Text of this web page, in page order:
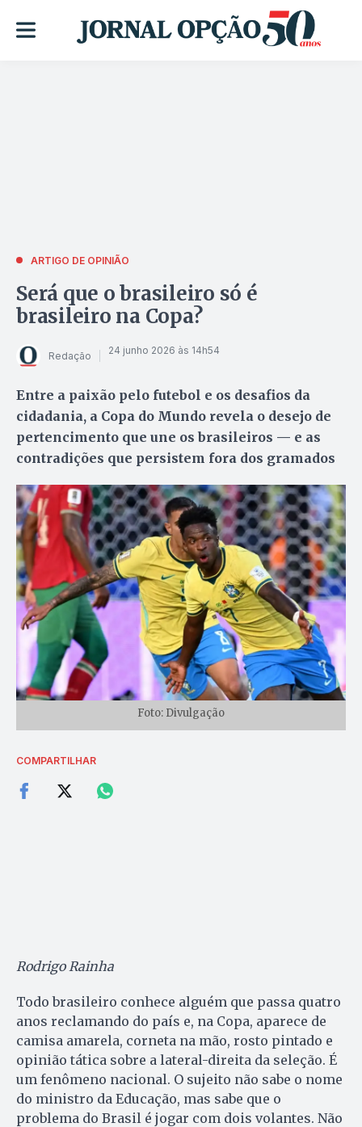
ARTIGO DE OPINIÃO
Será que o brasileiro só é
brasileiro na Copa?
Redação 24 junho 2026 às 14h54
Entre a paixão pelo futebol e os desafios da
cidadania, a Copa do Mundo revela o desejo de
pertencimento que une os brasileiros — e as
contradições que persistem fora dos gramados
Foto: Divulgação
COMPARTILHAR
Rodrigo Rainha
Todo brasileiro conhece alguém que passa quatro
anos reclamando do país e, na Copa, aparece de
camisa amarela, corneta na mão, rosto pintado e
opinião tática sobre a lateral-direita da seleção. É
um fenômeno nacional. O sujeito não sabe o nome
do ministro da Educação, mas sabe que o
problema do Brasil é jogar com dois volantes. Não